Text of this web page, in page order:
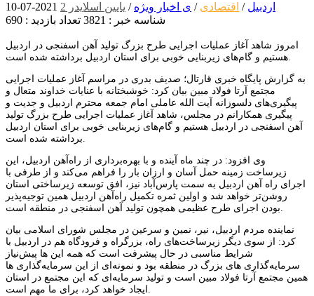
اردبیل / اقتصادی / ی اخبار ویژه / یایین اسلایدر 2
2021-07-10
شناسه خبر : 3821
تعداد بازدید : 690
امروز شاهد آغاز عملیات اجرایی طرح بزرگ تولید آهن اسفنجی در اردبیل
هستیم و گام‌های زیربنایی خوبی برای استان اردبیل برداشته شده است.
به گزارش پایگاه خبری قارتال؛ صدیف بدری در مراسم آغاز عملیات اجرایی
مجتمع آرتا فولاد مبین بیان کرد: خوشبختانه با عنایات خداوند متعال و
پیگیری‌های دلسوزانه آیت الله عاملی امام جمعه محترم اردبیل و جدیت و
پیگیری همکارانم در مجلس، شاهد آغاز عملیات اجرایی طرح بزرگ تولید
آهن اسفنجی در اردبیل هستیم و گام‌های زیربنایی خوبی برای استان اردبیل
برداشته شده است.
وی افزود: در چند ماه آینده و با بهره‌برداری از راه‌آهن اردبیل، این
زیرساخت زمینه حمل آسان و ارزان بار را فراهم می‌کند و از طرفی با
اجرای راه آهن اردبیل به سمت پارس‌آباد نیز، افق توسعه زیرساختی استان
روشن‌تر خواهد شد و اولین ثمره تکمیل راه‌آهن اردبیل همین توجیه‌پذیر
بودن اجرای طرح عظیمی همچون تولید آهن اسفنجی در منطقه است.
نماینده مردم اردبیل، نیر، نمین و سرعین در مجلس شورای اسلامی بیان
کرد: از سوی دیگر زیرساخت‌های راه، بزرگراه و فرودگاه هم در اردبیل با
شرایط مناسبی در حال پیشرفت است که همه این ها پیش‌نیاز
سرمایه‌گذاری های بزرگ در منطقه بود و نمونه‌ای از این سرمایه‌گذاری ها
همین مجتمع آرتا فولاد مبین است و تولید سرمایه‌ای که این مجتمع در استان
ایجاد خواهد کرد، برای ما مهم است.